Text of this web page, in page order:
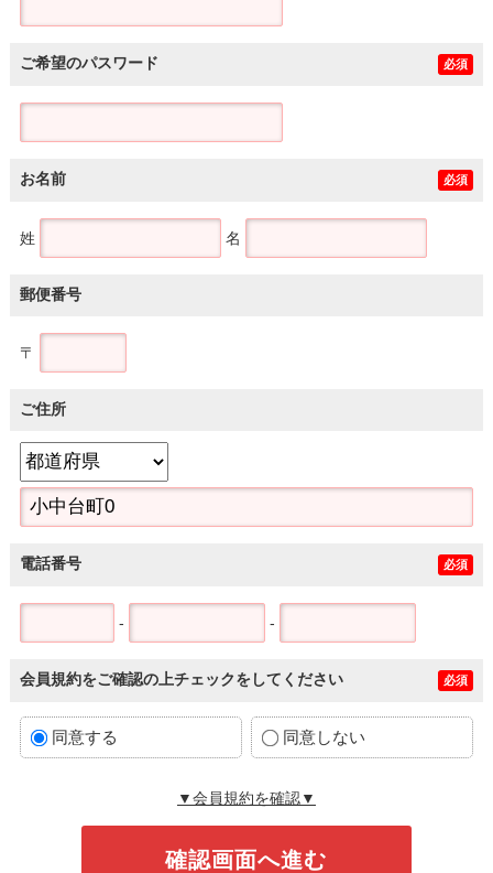
ご希望のパスワード 必須
お名前 必須
姓 名
郵便番号
〒
ご住所
電話番号 必須
- -
会員規約をご確認の上チェックをしてください 必須
同意する 同意しない
▼会員規約を確認▼